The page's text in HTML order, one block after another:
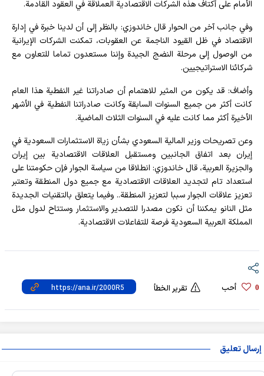
الأمام على أكتاف هذه الشركات الاقتصادية العملاقة في العقود القادمة.
وفي جانب آخر من الحوار قال خاندوزي: بالنظر إلى أن لدينا خبرة في إدارة
الاقتصاد في ظل القيود الناجمة عن العقوبات، تمكنت الشركات الإيرانية
من الوصول إلى مرحلة النضج الجيدة وإننا مستعدون تماما للتعاون مع
شركائنا الاستراتيجيين.
وأضاف: قد يكون من المثير للاهتمام أن صادراتنا غير النفطية هذا العام
كانت أكثر من جميع السنوات السابقة وكانت صادراتنا النفطية في الأشهر
الأخيرة أكثر مما كانت عليه في السنوات الثلاث الماضية.
وعن تصریحات وزير المالية السعودي بشأن زیاة الاستثمارات السعودية في
إيران بعد اتفاق الجانبين ومستقبل العلاقات الاقتصادية بين إيران
والجزيرة العربية، قال خاندوزي: انطلاقا من سياسة الجوار فإن حكومتنا على
استعداد تام لتجديد العلاقات الاقتصادية مع جميع دول المنطقة وتعتبر
تعزيز علاقات الجوار سببا لتعزيز المنطقة.. وفيما يتعلق بالتقنيات الجديدة
مثل النانو يمكننا أن نكون مصدرا للتصدير والاستثمار وستتاح لدول مثل
المملكة العربية السعودية فرصة للتفاعلات الاقتصادية.
0 أحب تقرير الخطأ
إرسال تعليق